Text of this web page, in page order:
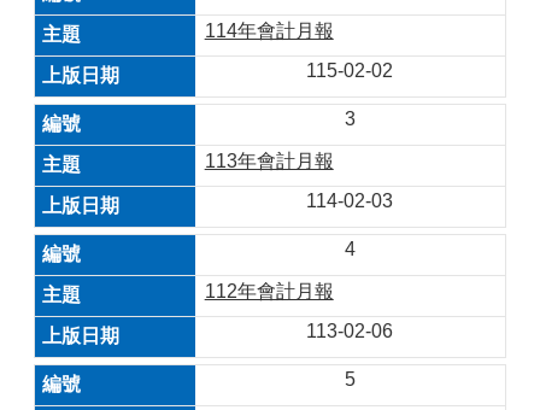
114年會計月報
115-02-02
3
113年會計月報
114-02-03
4
112年會計月報
113-02-06
5